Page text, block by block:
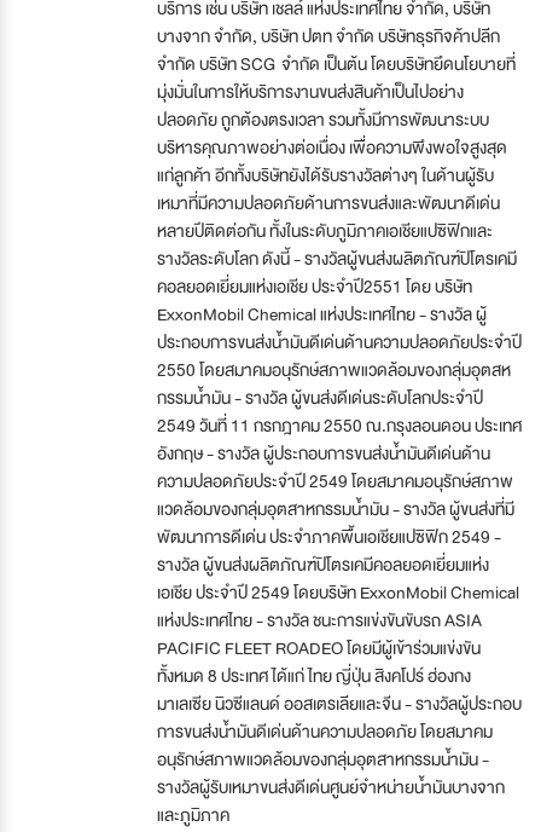
บริการ เช่น บริษัท เชลล์ แห่งประเทศไทย จำกัด, บริษัท
บางจาก จำกัด, บริษัท ปตท จำกัด บริษัทธุรกิจค้าปลีก
จำกัด บริษัท SCG จำกัด เป็นต้น โดยบริษัทยึดนโยบายที่
มุ่งมั่นในการให้บริการงานขนส่งสินค้าเป็นไปอย่าง
ปลอดภัย ถูกต้องตรงเวลา รวมทั้งมีการพัฒนาระบบ
บริหารคุณภาพอย่างต่อเนื่อง เพื่อความพึงพอใจสูงสุด
แก่ลูกค้า อีกทั้งบริษัทยังได้รับรางวัลต่างๆ ในด้านผู้รับ
เหมาที่มีความปลอดภัยด้านการขนส่งและพัฒนาดีเด่น
หลายปีติดต่อกัน ทั้งในระดับภูมิภาคเอเชียแปซิฟิกและ
รางวัลระดับโลก ดังนี้ - รางวัลผู้ขนส่งผลิตภัณฑ์ปิโตรเคมี
คอลยอดเยี่ยมแห่งเอเชีย ประจำปี2551 โดย บริษัท
ExxonMobil Chemical แห่งประเทศไทย - รางวัล ผู้
ประกอบการขนส่งน้ำมันดีเด่นด้านความปลอดภัยประจำปี
2550 โดยสมาคมอนุรักษ์สภาพแวดล้อมของกลุ่มอุตสห
กรรมน้ำมัน - รางวัล ผู้ขนส่งดีเด่นระดับโลกประจำปี
2549 วันที่ 11 กรกฎาคม 2550 ณ.กรุงลอนดอน ประเทศ
อังกฤษ - รางวัล ผู้ประกอบการขนส่งน้ำมันดีเด่นด้าน
ความปลอดภัยประจำปี 2549 โดยสมาคมอนุรักษ์สภาพ
แวดล้อมของกลุ่มอุตสาหกรรมน้ำมัน - รางวัล ผู้ขนส่งที่มี
พัฒนาการดีเด่น ประจำภาคพื้นเอเชียแปซิฟิก 2549 -
รางวัล ผู้ขนส่งผลิตภัณฑ์ปิโตรเคมีคอลยอดเยี่ยมแห่ง
เอเชีย ประจำปี 2549 โดยบริษัท ExxonMobil Chemical
แห่งประเทศไทย - รางวัล ชนะการแข่งขันขับรถ ASIA
PACIFIC FLEET ROADEO โดยมีผู้เข้าร่วมแข่งขัน
ทั้งหมด 8 ประเทศ ได้แก่ ไทย ญี่ปุ่น สิงคโปร์ ฮ่องกง
มาเลเซีย นิวซีแลนด์ ออสเตรเลียและจีน - รางวัลผู้ประกอบ
การขนส่งน้ำมันดีเด่นด้านความปลอดภัย โดยสมาคม
อนุรักษ์สภาพแวดล้อมของกลุ่มอุตสาหกรรมน้ำมัน -
รางวัลผู้รับเหมาขนส่งดีเด่นศูนย์จำหน่ายน้ำมันบางจาก
และภูมิภาค